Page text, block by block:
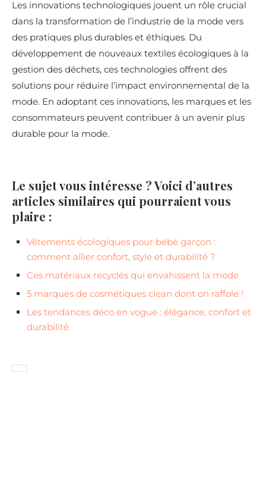
Les innovations technologiques jouent un rôle crucial
dans la transformation de l’industrie de la mode vers
des pratiques plus durables et éthiques. Du
développement de nouveaux textiles écologiques à la
gestion des déchets, ces technologies offrent des
solutions pour réduire l’impact environnemental de la
mode. En adoptant ces innovations, les marques et les
consommateurs peuvent contribuer à un avenir plus
durable pour la mode.
Le sujet vous intéresse ? Voici d’autres
articles similaires qui pourraient vous
plaire :
Vêtements écologiques pour bébé garçon :
comment allier confort, style et durabilité ?
Ces matériaux recyclés qui envahissent la mode
5 marques de cosmétiques clean dont on raffole !
Les tendances déco en vogue : élégance, confort et
durabilité